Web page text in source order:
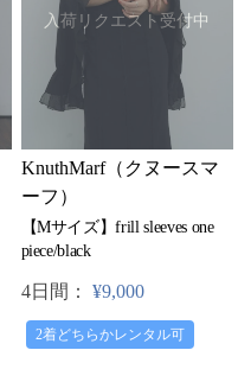
入荷リクエスト受付中
KnuthMarf（クヌースマ
ーフ）
【Mサイズ】frill sleeves one
piece/black
4日間： ¥9,000
2着どちらかレンタル可